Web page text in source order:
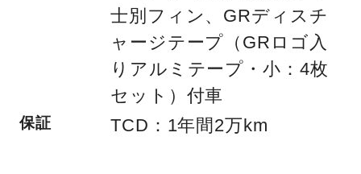
士別フィン、GRディスチ
ャージテープ（GRロゴ入
りアルミテープ・小：4枚
セット）付車
保証 TCD：1年間2万km